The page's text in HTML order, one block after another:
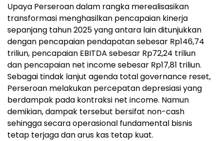
Upaya Perseroan dalam rangka merealisasikan
transformasi menghasilkan pencapaian kinerja
sepanjang tahun 2025 yang antara lain ditunjukkan
dengan pencapaian pendapatan sebesar Rp146,74
triliun, pencapaian EBITDA sebesar Rp72,24 triliun
dan pencapaian net income sebesar Rp17,81 triliun.
Sebagai tindak lanjut agenda total governance reset,
Perseroan melakukan percepatan depresiasi yang
berdampak pada kontraksi net income. Namun
demikian, dampak tersebut bersifat non-cash
sehingga secara operasional fundamental bisnis
tetap terjaga dan arus kas tetap kuat.